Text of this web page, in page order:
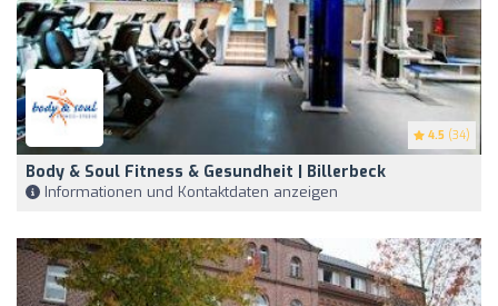
4.5 (34)
Body & Soul Fitness & Gesundheit | Billerbeck
Informationen und Kontaktdaten anzeigen